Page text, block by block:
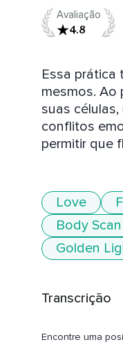
Avaliação
4.8
Essa prática
mesmos. Ao
suas
conflitos
permitir que
Love
Body Scan
Golden
Transcrição
Encontre uma